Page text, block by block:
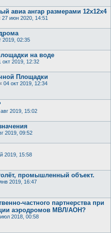
авиа ангар размерами 12х12х4
27 июн 2020, 14:51
2019, 02:35
на воде
окт 2019, 12:32
Площадки
04 окт 2019, 12:34
2019, 15:02
2019, 09:52
2019, 15:58
промышленный объект.
2019, 16:47
частного партнерства при
аэродромов МВЛ/АОН?
2018, 00:58